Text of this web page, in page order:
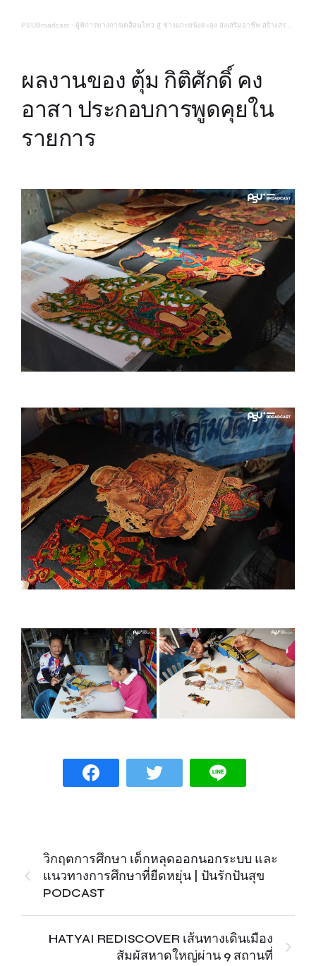
PSUBroadcast · ผู้พิการทางการเคลื่อนไหว สู่ ช่างแกะหนังตะลุง ส่งเสริมอาชีพ สร้างสรรค์วัฒนธรรม | ปันรักปันสุข
ผลงานของ ตุ้ม กิติศักดิ์ คง
อาสา ประกอบการพูดคุยใน
รายการ
วิกฤตการศึกษา เด็กหลุดออกนอกระบบ และ
แนวทางการศึกษาที่ยืดหยุ่น | ปันรักปันสุข
PODCAST
HATYAI REDISCOVER เส้นทางเดินเมือง
สัมผัสหาดใหญ่ผ่าน 9 สถานที่